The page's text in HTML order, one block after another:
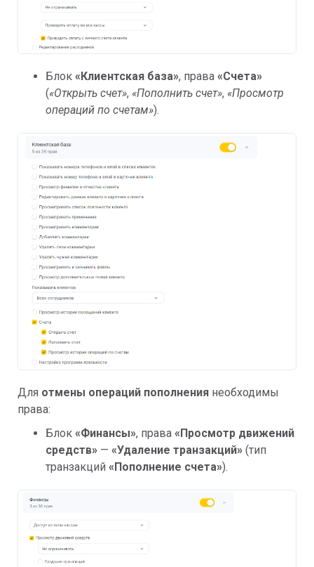
Блок «Клиентская база», права «Счета»
(«Открыть счет», «Пополнить счет», «Просмотр
операций по счетам»).
Для отмены операций пополнения необходимы
права:
Блок «Финансы», права «Просмотр движений
средств» — «Удаление транзакций» (тип
транзакций «Пополнение счета»).